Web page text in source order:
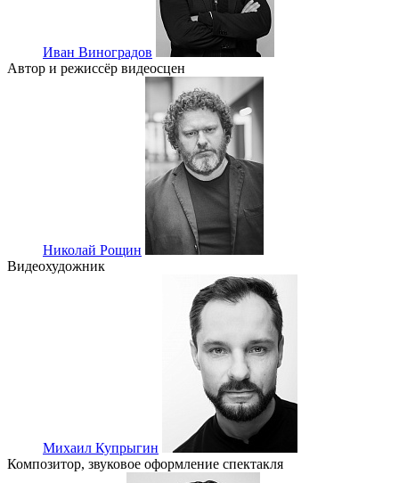
Иван Виноградов
Автор и режиссёр видеосцен
Николай Рощин
Видеохудожник
Михаил Купрыгин
Композитор, звуковое оформление спектакля